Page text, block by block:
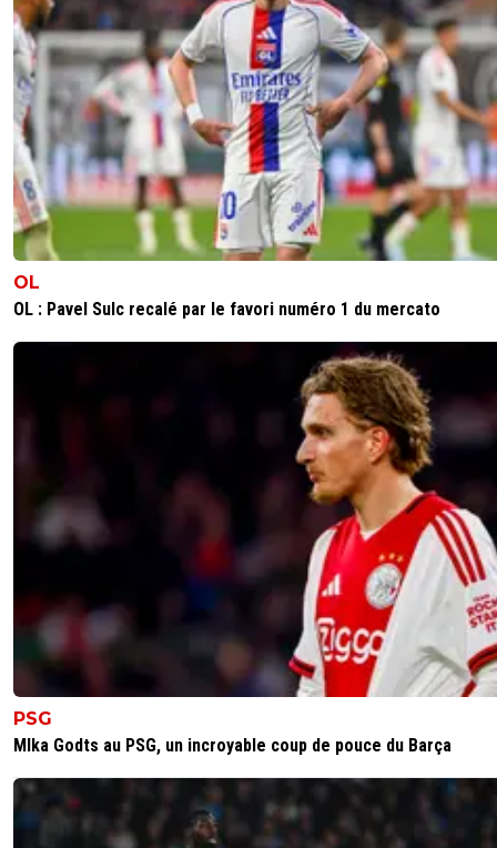
OL
OL : Pavel Sulc recalé par le favori numéro 1 du mercato
PSG
MIka Godts au PSG, un incroyable coup de pouce du Barça